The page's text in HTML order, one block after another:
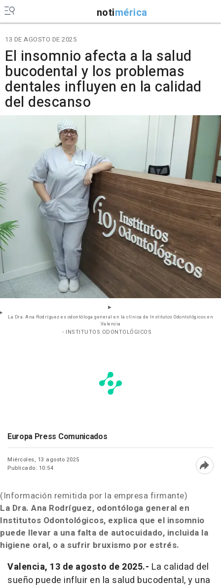
notimérica
13 DE AGOSTO DE 2025
El insomnio afecta a la salud
bucodental y los problemas
dentales influyen en la calidad
del descanso
La Dra. Ana Rodríguez es odontóloga general en la clínica de Institutos Odontológicos en
Valencia
- INSTITUTOS ODONTOLÓGICOS
Europa Press Comunicados
Miércoles, 13 agosto 2025
Publicado: 10:54
(Información remitida por la empresa firmante)
La Dra. Ana Rodríguez, odontóloga general en
Institutos Odontológicos, explica que el insomnio
puede llevar a una falta de autocuidado, incluida la
higiene oral, o a sufrir bruxismo por estrés.
Valencia, 13 de agosto de 2025.- La calidad del
sueño puede influir en la salud bucodental, y una